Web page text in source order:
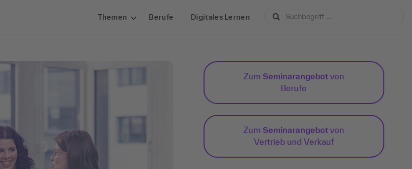
Themen Berufe Digitales Lernen
Zum Seminarangebotvon
Berufe
Zum Seminarangebotvon
Vertrieb und Verkauf